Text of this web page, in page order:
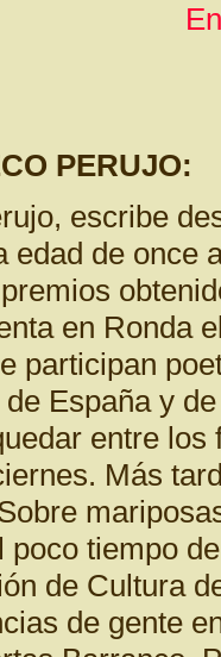
PERUJO:
escribe
edad de once
en Ronda
participan
España y
entre
Más
poco tiempo
de Cultura
de gente